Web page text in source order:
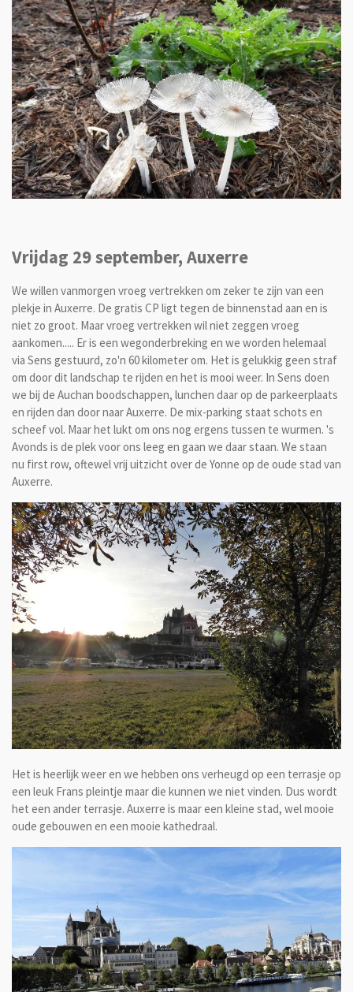
Vrijdag 29 september, Auxerre
We willen vanmorgen vroeg vertrekken om zeker te zijn van een
plekje in Auxerre. De gratis CP ligt tegen de binnenstad aan en is
niet zo groot. Maar vroeg vertrekken wil niet zeggen vroeg
aankomen..... Er is een wegonderbreking en we worden helemaal
via Sens gestuurd, zo'n 60 kilometer om. Het is gelukkig geen straf
om door dit landschap te rijden en het is mooi weer. In Sens doen
we bij de Auchan boodschappen, lunchen daar op de parkeerplaats
en rijden dan door naar Auxerre. De mix-parking staat schots en
scheef vol. Maar het lukt om ons nog ergens tussen te wurmen. 's
Avonds is de plek voor ons leeg en gaan we daar staan. We staan
nu first row, oftewel vrij uitzicht over de Yonne op de oude stad van
Auxerre.
Het is heerlijk weer en we hebben ons verheugd op een terrasje op
een leuk Frans pleintje maar die kunnen we niet vinden. Dus wordt
het een ander terrasje. Auxerre is maar een kleine stad, wel mooie
oude gebouwen en een mooie kathedraal.